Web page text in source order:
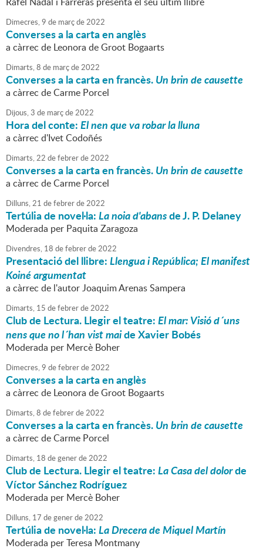
Dimecres,9 de marçde2022
Converses a la carta en anglès
a càrrec de Leonora de Groot Bogaarts
Dimarts,8 de marçde2022
Converses a la carta en francès.Un brin de causette
a càrrec de Carme Porcel
Dijous,3 de marçde2022
Hora del conte:El nen que va robar la lluna
a càrrec d'Ivet Codoñés
Dimarts,22 defebrerde2022
Converses a la carta en francès.Un brin de causette
a càrrec de Carme Porcel
Dilluns,21 defebrerde2022
Tertúlia de novel·la:La noia d'abansde J. P. Delaney
Moderada per Paquita Zaragoza
Divendres, 18 defebrerde2022
Presentació del llibre:Llengua i República; El manifest
Koiné argumentat
a càrrec de l'autor Joaquim Arenas Sampera
Dimarts, 15 defebrerde2022
Club de Lectura. Llegir el teatre:El mar: Visió d´uns
nens que no l´han vist maide Xavier Bobés
Moderada per Mercè Boher
Dimecres,9 defebrerde2022
Converses a la carta en anglès
a càrrec de Leonora de Groot Bogaarts
Dimarts,8 defebrerde2022
Converses a la carta en francès.Un brin de causette
a càrrec de Carme Porcel
Dimarts, 18 degenerde2022
Club de Lectura. Llegir el teatre:La Casa del dolorde
Víctor Sánchez Rodríguez
Moderada per Mercè Boher
Dilluns, 17 degenerde2022
Tertúlia de novel·la:La Drecera de Miquel Martín
Moderada per Teresa Montmany